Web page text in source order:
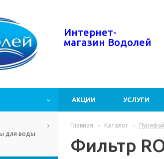
Интернет-
магазин Водолей
АКЦИИ УСЛУГИ
для воды
Главная - Каталог -
Фильтр